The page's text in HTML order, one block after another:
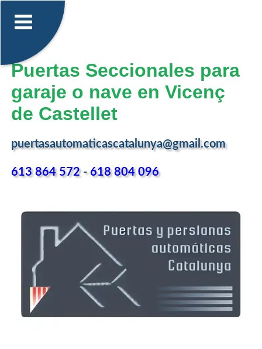
Puertas Seccionales para
garaje o nave en Vicenç
de Castellet
puertasautomaticascatalunya@gmail.com
613 864 572-618 804 096